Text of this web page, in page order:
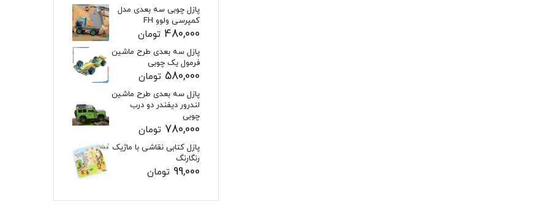
پازل چوبی سه بعدی مدل
کمپرسی ولوو FH
480,000 تومان
پازل سه بعدی طرح ماشین
فرمول یک چوبی
580,000 تومان
پازل سه بعدی طرح ماشین
لندرور دیفندر دو درب
چوبی
780,000 تومان
پازل کتابی نقاشی با ماژیک
رنگارنگ
99,000 تومان